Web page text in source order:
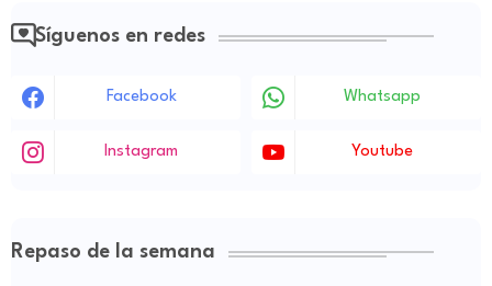
Síguenos en redes
Facebook Whatsapp
Instagram Youtube
Repaso de la semana